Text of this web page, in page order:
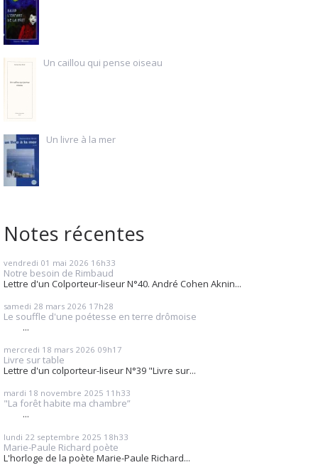
Un caillou qui pense oiseau
Un livre à la mer
Notes récentes
vendredi 01 mai 2026 16h33
Notre besoin de Rimbaud
Lettre d'un Colporteur-liseur N°40. André Cohen Aknin...
samedi 28 mars 2026 17h28
Le souffle d'une poétesse en terre drômoise
...
mercredi 18 mars 2026 09h17
Livre sur table
Lettre d'un colporteur-liseur N°39 "Livre sur...
mardi 18 novembre 2025 11h33
"La forêt habite ma chambre”
...
lundi 22 septembre 2025 18h33
Marie-Paule Richard poète
L'horloge de la poète Marie-Paule Richard...